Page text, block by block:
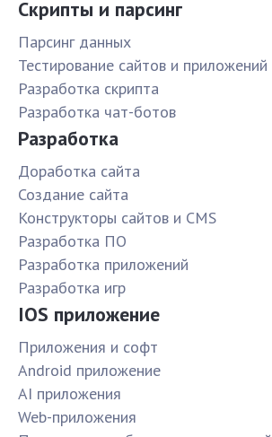
Скрипты и парсинг
Парсинг данных
Тестирование сайтов и приложений
Разработка скрипта
Разработка чат-ботов
Разработка
Доработка сайта
Создание сайта
Конструкторы сайтов и CMS
Разработка ПО
Разработка приложений
Разработка игр
IOS приложение
Приложения и софт
Android приложение
AI приложения
Web-приложения